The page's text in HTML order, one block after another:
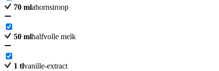
70 mlahornsiroop
50 mlhalfvolle melk
1 tlvanille-extract